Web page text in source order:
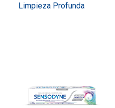
Limpieza Profunda